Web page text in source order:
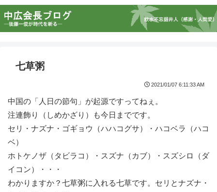
七草粥
2021/01/07 6:11:33 AM
中国の「人日の節句」が起源ですってねぇ。
注連飾り（しめかざり）も今日までです。
セリ・ナズナ・ゴギョウ（ハハコグサ）・ハコベラ（ハコ
ベ）
ホトケノザ（タビラコ）・スズナ（カブ）・スズシロ（ダ
イコン）・・・
わかりますか？七草粥に入れる七草です。セリとナズナ・